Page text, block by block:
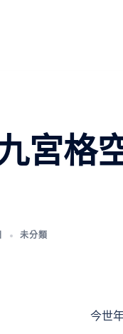
宮格
未分類
今世